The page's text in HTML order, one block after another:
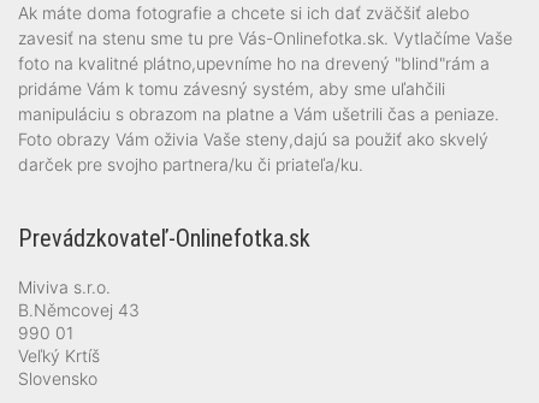
Ak máte doma fotografie a chcete si ich dať zväčšiť alebo
zavesiť na stenu sme tu pre Vás-Onlinefotka.sk. Vytlačíme Vaše
foto na kvalitné plátno,upevníme ho na drevený "blind"rám a
pridáme Vám k tomu závesný systém, aby sme uľahčili
manipuláciu s obrazom na platne a Vám ušetrili čas a peniaze.
Foto obrazy Vám oživia Vaše steny,dajú sa použiť ako skvelý
darček pre svojho partnera/ku či priateľa/ku.
Prevádzkovateľ-Onlinefotka.sk
Miviva s.r.o.
B.Němcovej 43
990 01
Veľký Krtíš
Slovensko